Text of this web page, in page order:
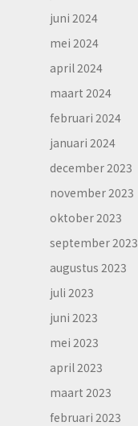
juni 2024
mei 2024
april 2024
maart 2024
februari 2024
januari 2024
december 2023
november 2023
oktober 2023
september 2023
augustus 2023
juli 2023
juni 2023
mei 2023
april 2023
maart 2023
februari 2023